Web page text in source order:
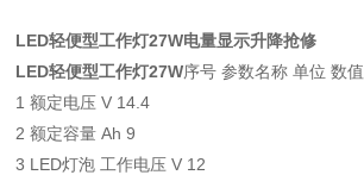
LED轻便型工作灯27W电量显示升降抢修
LED轻便型工作灯27W序号 参数名称 单位 数值
1 额定电压 V 14.4
2 额定容量 Ah 9
3 LED灯泡 工作电压 V 12